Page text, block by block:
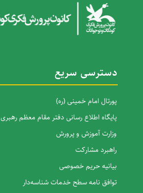
دسترسی سریع
پورتال امام خمینی (ره)
پایگاه اطلاع رسانی دفتر مقام معظم رهبری
وزارت آموزش و پرورش
راهبرد مشارکت
بیانیه حریم خصوصی
توافق نامه سطح خدمات شناسه‌دار